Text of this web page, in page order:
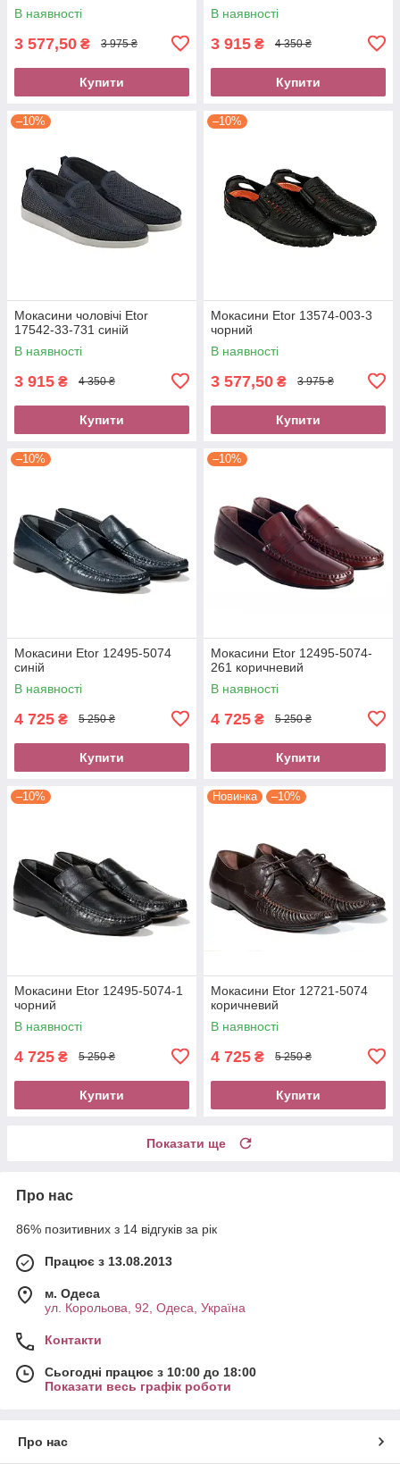
В наявності
3 577,50 ₴ 3 975 ₴
Купити
В наявності
3 915 ₴ 4 350 ₴
Купити
–10%
Мокасини чоловічі Etor
17542-33-731 синій
В наявності
3 915 ₴ 4 350 ₴
Купити
–10%
Мокасини Etor 13574-003-3
чорний
В наявності
3 577,50 ₴ 3 975 ₴
Купити
–10%
Мокасини Etor 12495-5074
синій
В наявності
4 725 ₴ 5 250 ₴
Купити
–10%
Мокасини Etor 12495-5074-
261 коричневий
В наявності
4 725 ₴ 5 250 ₴
Купити
–10%
Мокасини Etor 12495-5074-1
чорний
В наявності
4 725 ₴ 5 250 ₴
Купити
Новинка –10%
Мокасини Etor 12721-5074
коричневий
В наявності
4 725 ₴ 5 250 ₴
Купити
Показати ще
Про нас
86% позитивних з 14 відгуків за рік
Працює з 13.08.2013
м. Одеса
ул. Корольова, 92, Одеса, Україна
Контакти
Сьогодні працює з 10:00 до 18:00
Показати весь графік роботи
Про нас